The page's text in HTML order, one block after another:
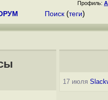
Профиль:
Поиск (теги)
17 июля